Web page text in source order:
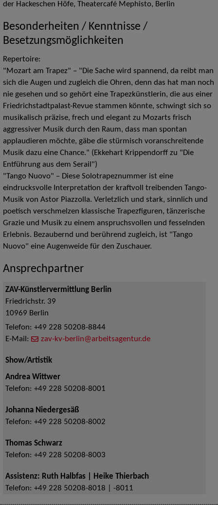
der Hackeschen Höfe, Theatercafé Mephisto, Berlin
Besonderheiten / Kenntnisse /
Besetzungsmöglichkeiten
Repertoire:
"Mozart am Trapez" – "Die Sache wird spannend, da reibt man
sich die Augen und zugleich die Ohren, denn das hat man noch
nie gesehen und so gehört eine Trapezkünstlerin, die aus einer
Friedrichstadtpalast-Revue stammen könnte, schwingt sich so
musikalisch präzise, frech und elegant zu Mozarts frisch
aggressiver Musik durch den Raum, dass man spontan
applaudieren möchte, gäbe die stürmisch voranschreitende
Musik dazu eine Chance." (Ekkehart Krippendorff zu "Die
Entführung aus dem Serail")
"Tango Nuovo" – Diese Solotrapeznummer ist eine
eindrucksvolle Interpretation der kraftvoll treibenden Tango-
Musik von Astor Piazzolla. Verletzlich und stark, sinnlich und
poetisch verschmelzen klassische Trapezfiguren, tänzerische
Grazie und Musik zu einem anspruchsvollen und fesselnden
Erlebnis. Bezaubernd und berührend zugleich, ist "Tango
Nuovo" eine Augenweide für den Zuschauer.
Ansprechpartner
ZAV-Künstlervermittlung Berlin
Friedrichstr. 39
10969 Berlin
Telefon: +49 228 50208-8844
E-Mail:
zav-kv-berlin@arbeitsagentur.de
Show/Artistik
Andrea Wittwer
Telefon: +49 228 50208-8001
Johanna Niedergesäß
Telefon: +49 228 50208-8002
Thomas Schwarz
Telefon: +49 228 50208-8003
Assistenz: Ruth Halbfas | Heike Thierbach
Telefon: +49 228 50208-8018 | -8011